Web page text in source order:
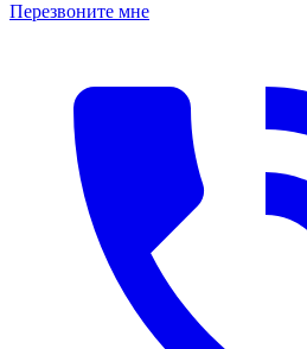
Перезвоните мне